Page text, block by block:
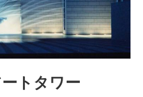
トタワー